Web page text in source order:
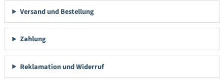
Versand und Bestellung
Zahlung
Reklamation und Widerruf